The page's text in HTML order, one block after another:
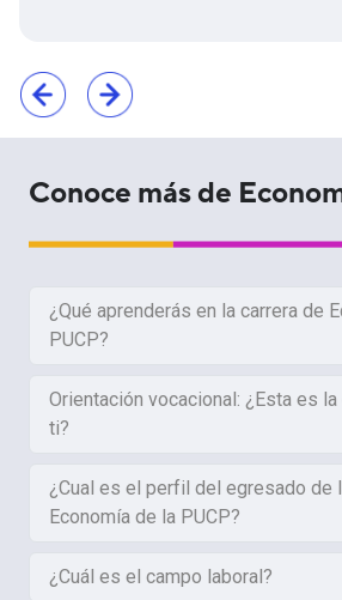
Conoce más de
¿Qué aprenderás en la carrera de
PUCP?
Orientación vocacional: ¿Esta es la
ti?
¿Cual es el perfil del egresado de
Economía de la PUCP?
¿Cuál es el campo laboral?